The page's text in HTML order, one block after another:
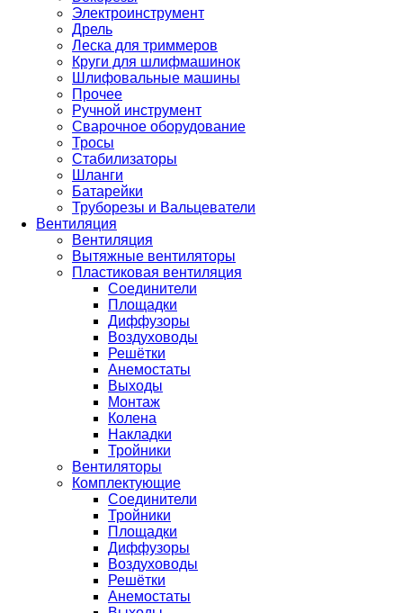
Электроинструмент
Дрель
Леска для триммеров
Круги для шлифмашинок
Шлифовальные машины
Прочее
Ручной инструмент
Сварочное оборудование
Тросы
Стабилизаторы
Шланги
Батарейки
Труборезы и Вальцеватели
Вентиляция
Вентиляция
Вытяжные вентиляторы
Пластиковая вентиляция
Соединители
Площадки
Диффузоры
Воздуховоды
Решётки
Анемостаты
Выходы
Монтаж
Колена
Накладки
Тройники
Вентиляторы
Комплектующие
Соединители
Тройники
Площадки
Диффузоры
Воздуховоды
Решётки
Анемостаты